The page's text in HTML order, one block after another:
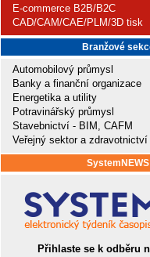
E-commerce B2B/B2C
CAD/CAM/CAE/PLM/3D tisk
Branžové
Automobilový průmysl
Banky a finanční organizace
Energetika a utility
Potravinářský průmysl
Stavebnictví - BIM, CAFM
Veřejný sektor a zdravotnictví
SystemNEWS
Přihlaste se k odběru